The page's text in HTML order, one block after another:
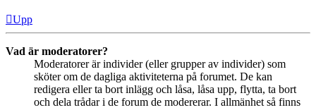
Upp
Vad är moderatorer?
Moderatorer är individer (eller grupper av individer) som
sköter om de dagliga aktiviteterna på forumet. De kan
redigera eller ta bort inlägg och låsa, låsa upp, flytta, ta bort
och dela trådar i de forum de modererar. I allmänhet så finns